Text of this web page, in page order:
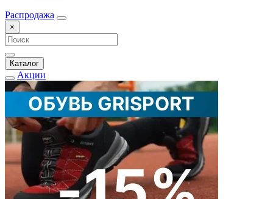
Распродажа
×
Каталог
Акции